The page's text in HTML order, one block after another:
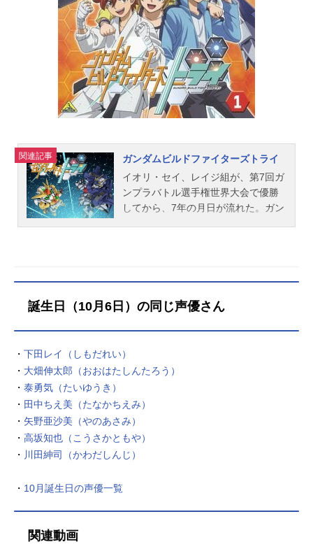
日々樹渉：江口拓也姫宮桃李：村瀬
歩伏見弓弦：橋本晃太朗紅月蓮巳敬
人：梅原裕一郎鬼龍紅郎：神尾晋一
郎神崎颯馬：神永圭佑UNDEAD朔間
零：増田俊樹羽風薫：細貝圭大神晃
牙：小野友樹乙狩アドニス：羽多野
渉Knights月永レオ：浅沼晋太郎瀬名
泉：伊藤マサミ朔間凛月：山下大輝
星隊守沢千秋：帆世雄一深海奏汰：
西山宏太朗南雲鉄虎：中島ヨシキ高
峯翠：渡辺拓海仙石忍：新田杏樹Ra*
bits仁兎なずな：米内佑希天満光：...
関連記事
ガンダムビルドファイターズトライ
イオリ・セイ、レイジ組が、第7回ガ
ンプラバトル選手権世界大会で優勝
してから、7年の月日が流れた。ガン
流れに取り残された学園があった。
イオリ・セイが、かつて在籍してい
た聖鳳学園である。学園のガンプラ
バトル部の部員は、部長である中等
このままでは、3人1チームで戦う、
全日本ガンプラバトル選手権、中高
らない。そんなフミナの前に、一人
の転入生が現れる。師匠と共に修行
の旅を続けていた拳法少年、カミ
キ・セカイ。さらに、若きガンプラ
り、ついに3人の出場メンバーが揃っ
ウマ。ホシノ・フミナ。チーム、ト
誕生日（10月6日）の同じ声優さん
・ 下田レイ（しもだれい）
・ 大畑伸太郎（おおはたしんたろう）
・ 泰勇気（たいゆうき）
・ 田中ちえ美（たなかちえみ）
・ 矢野亜沙美（やのあさみ）
・ 高坂知也（こうさかともや）
・ 川田紳司（かわだしんじ）
・ 10月誕生日の声優一覧
関連動画